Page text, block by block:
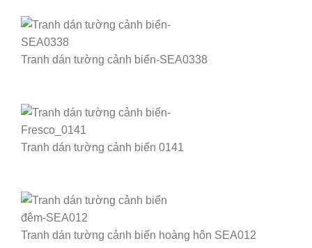
Tranh dán tường cảnh biển-SEA0338
Tranh dán tường cảnh biển 0141
Tranh dán tường cảnh biển hoàng hôn SEA012